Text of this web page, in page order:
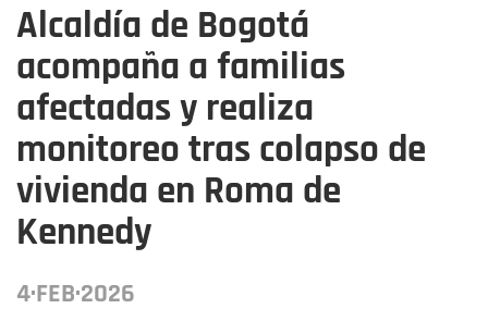
Alcaldía de Bogotá
acompaña a familias
afectadas y realiza
monitoreo tras colapso de
vivienda en Roma de
Kennedy
4·FEB·2026